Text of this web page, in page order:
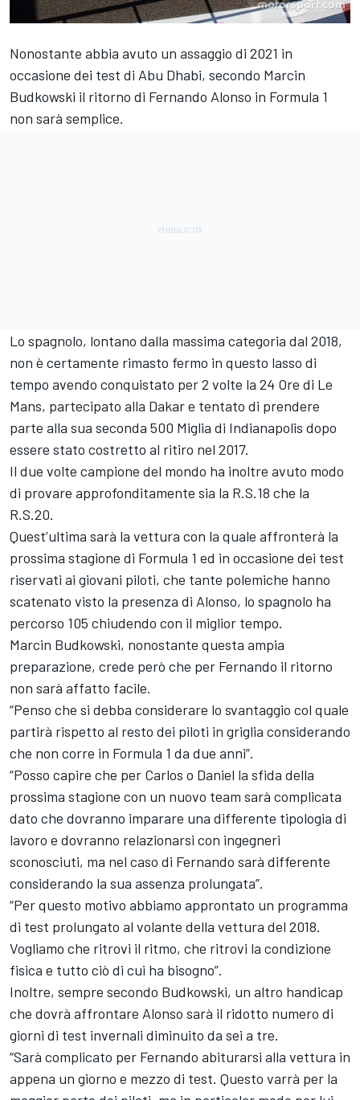
Nonostante abbia avuto un assaggio di 2021 in
occasione dei test di Abu Dhabi, secondo Marcin
Budkowski il ritorno di Fernando Alonso in Formula 1
non sarà semplice.
Lo spagnolo, lontano dalla massima categoria dal 2018,
non è certamente rimasto fermo in questo lasso di
tempo avendo conquistato per 2 volte la 24 Ore di Le
Mans, partecipato alla Dakar e tentato di prendere
parte alla sua seconda 500 Miglia di Indianapolis dopo
essere stato costretto al ritiro nel 2017.
Il due volte campione del mondo ha inoltre avuto modo
di provare approfonditamente sia la R.S.18 che la
R.S.20.
Quest’ultima sarà la vettura con la quale affronterà la
prossima stagione di Formula 1 ed in occasione dei test
riservati ai giovani piloti, che tante polemiche hanno
scatenato visto la presenza di Alonso, lo spagnolo ha
percorso 105 chiudendo con il miglior tempo.
Marcin Budkowski, nonostante questa ampia
preparazione, crede però che per Fernando il ritorno
non sarà affatto facile.
“Penso che si debba considerare lo svantaggio col quale
partirà rispetto al resto dei piloti in griglia considerando
che non corre in Formula 1 da due anni”.
“Posso capire che per Carlos o Daniel la sfida della
prossima stagione con un nuovo team sarà complicata
dato che dovranno imparare una differente tipologia di
lavoro e dovranno relazionarsi con ingegneri
sconosciuti, ma nel caso di Fernando sarà differente
considerando la sua assenza prolungata”.
“Per questo motivo abbiamo approntato un programma
di test prolungato al volante della vettura del 2018.
Vogliamo che ritrovi il ritmo, che ritrovi la condizione
fisica e tutto ciò di cui ha bisogno”.
Inoltre, sempre secondo Budkowski, un altro handicap
che dovrà affrontare Alonso sarà il ridotto numero di
giorni di test invernali diminuito da sei a tre.
“Sarà complicato per Fernando abiturarsi alla vettura in
appena un giorno e mezzo di test. Questo varrà per la